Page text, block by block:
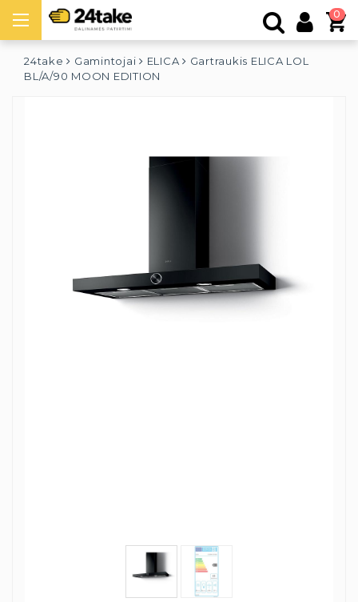
0
24take Gamintojai ELICA
Gartraukis ELICA LOL
BL/A/90 MOON EDITION